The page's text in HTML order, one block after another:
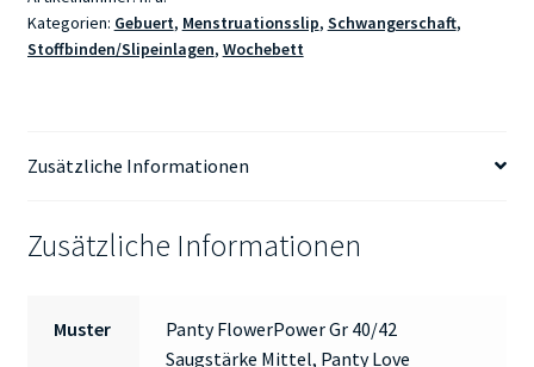
Kategorien: Gebuert, Menstruationsslip, Schwangerschaft,
Stoffbinden/Slipeinlagen, Wochebett
Zusätzliche Informationen
Zusätzliche Informationen
Muster
Panty FlowerPower Gr 40/42
Saugstärke Mittel, Panty Love